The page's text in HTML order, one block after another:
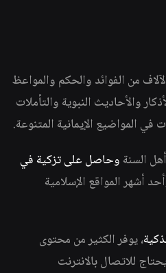
من الفوائد والحكم والمواعظ
والأحاديث النبوية والتأملات
في المواضيع الإيمانية المتنوعة.
السنة وحاصل على تزكية في
أشهر المواقع الإسلامية
، يوفر الكثير من محتوى
للاتصال بالانترنت